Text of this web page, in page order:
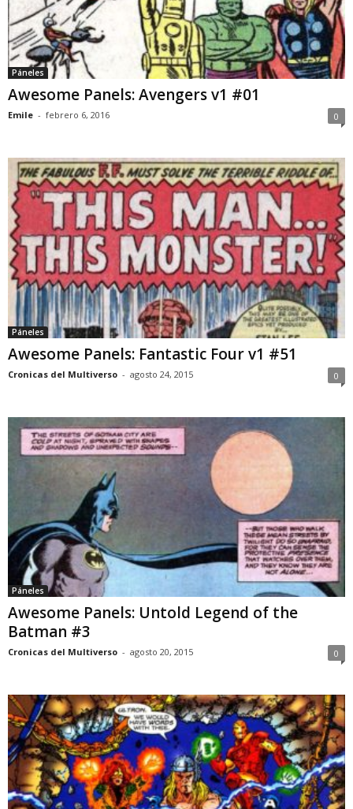
Páneles
Awesome Panels: Avengers v1 #01
Emile - febrero 6, 2016 0
Páneles
Awesome Panels: Fantastic Four v1 #51
Cronicas del Multiverso - agosto 24, 2015 0
Páneles
Awesome Panels: Untold Legend of the
Batman #3
Cronicas del Multiverso - agosto 20, 2015 0